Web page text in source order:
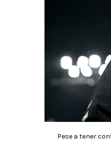
Pese a tener